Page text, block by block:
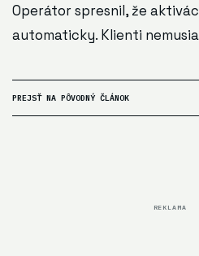
Operátor spresnil, že
automaticky. Klienti
PREJSŤ NA PÔVODNÝ ČLÁNOK
REKLAMA